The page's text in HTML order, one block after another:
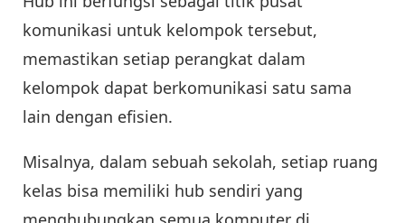
komunikasi untuk kelompok tersebut,
memastikan setiap perangkat dalam
kelompok dapat berkomunikasi satu sama
lain dengan efisien.
Misalnya, dalam sebuah sekolah, setiap ruang
kelas bisa memiliki hub sendiri yang